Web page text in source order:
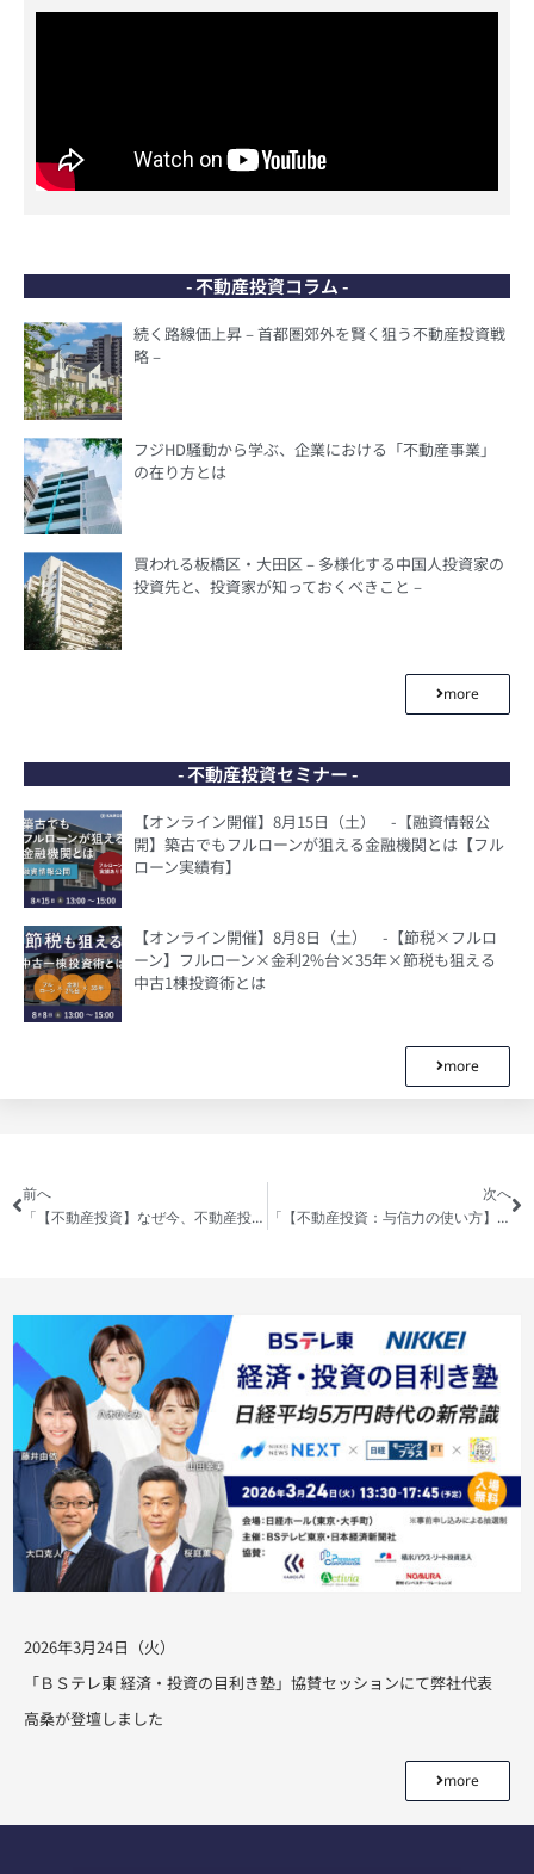
- 不動産投資コラム -
続く路線価上昇 – 首都圏郊外を賢く狙う不動産投資戦
略 –
フジHD騒動から学ぶ、企業における「不動産事業」
の在り方とは
買われる板橋区・大田区 – 多様化する中国人投資家の
投資先と、投資家が知っておくべきこと –
more
- 不動産投資セミナー -
【オンライン開催】8月15日（土） -【融資情報公
開】築古でもフルローンが狙える金融機関とは【フル
ローン実績有】
【オンライン開催】8月8日（土） -【節税×フルロ
ーン】フルローン×金利2%台×35年×節税も狙える
中古1棟投資術とは
more
前へ
「【不動産投資】なぜ今、不動産投資を始めるべきなのか？（前編）」の動画を公開しました
次へ
「【不動産投資：与信力の使い方】年収1,000万円レンジの与信力の使い方について徹底解説！」の動画を公開しました
2026年3月24日（火）
「ＢＳテレ東 経済・投資の目利き塾」協賛セッションにて弊社代表
高桑が登壇しました
more